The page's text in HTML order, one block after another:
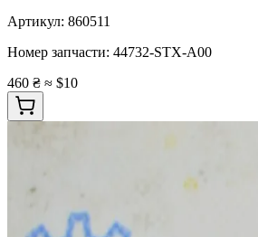
Артикул: 860511
Номер запчасти: 44732-STX-A00
460 ₴ ≈ $10